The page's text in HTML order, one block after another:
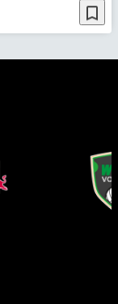
bookmark_border